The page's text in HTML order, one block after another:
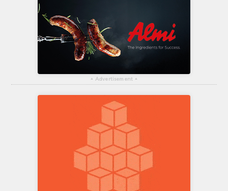
▴ Advertisement ▴